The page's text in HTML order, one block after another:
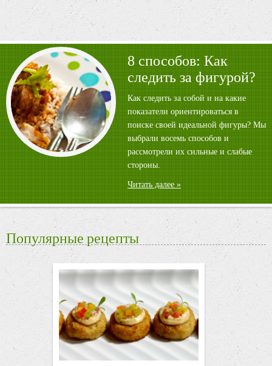
8 способов: Как
следить за фигурой?
Как следить за собой и на какие
показатели ориентироваться в
поиске своей идеальной фигуры? Мы
выбрали восемь способов и
рассмотрели их сильные и слабые
стороны.
Читать далее »
Популярные рецепты